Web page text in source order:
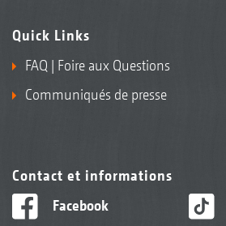
Quick Links
FAQ | Foire aux Questions
Communiqués de presse
Contact et informations
Facebook